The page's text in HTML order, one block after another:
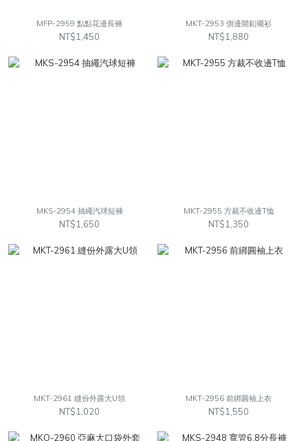
MFP-2959 點點花邊長褲
NT$1,450
MKT-2953 側邊開釦襯衫
NT$1,880
MKS-2954 抽繩汽球短褲
NT$1,650
MKT-2955 方裁不收邊T恤
NT$1,350
MKT-2961 縫份外露大U領
NT$1,020
MKT-2956 前綁圓袖上衣
NT$1,550